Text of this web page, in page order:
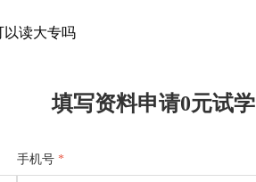
以读大专吗
填写资料申请0元试学
手机号 *